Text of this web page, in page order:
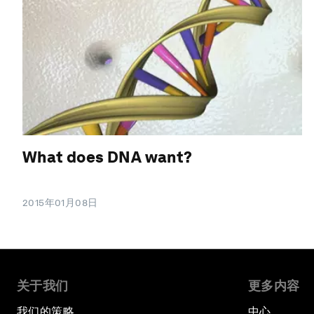
What does DNA want?
2015年01月08日
关于我们 更多内容